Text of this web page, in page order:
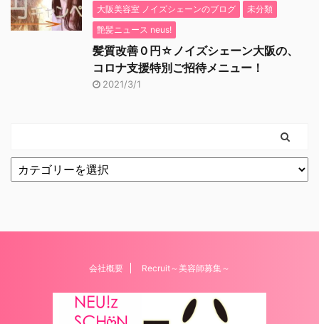
大阪美容室 ノイズシェーンのブログ
未分類
艶髪ニュース neus!
髪質改善０円☆ノイズシェーン大阪の、
コロナ支援特別ご招待メニュー！
2021/3/1
会社概要 Recruit～美容師募集～